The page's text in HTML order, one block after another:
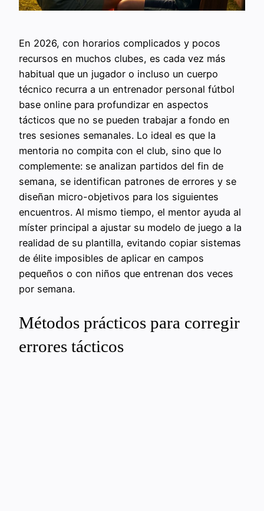
En 2026, con horarios complicados y pocos
recursos en muchos clubes, es cada vez más
habitual que un jugador o incluso un cuerpo
técnico recurra a un entrenador personal fútbol
base online para profundizar en aspectos
tácticos que no se pueden trabajar a fondo en
tres sesiones semanales. Lo ideal es que la
mentoria no compita con el club, sino que lo
complemente: se analizan partidos del fin de
semana, se identifican patrones de errores y se
diseñan micro-objetivos para los siguientes
encuentros. Al mismo tiempo, el mentor ayuda al
míster principal a ajustar su modelo de juego a la
realidad de su plantilla, evitando copiar sistemas
de élite imposibles de aplicar en campos
pequeños o con niños que entrenan dos veces
por semana.
Métodos prácticos para corregir
errores tácticos